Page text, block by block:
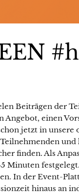
Beiträgen der
Angebot, einen
jetzt in
und
finden. Als
Minuten
In der Event-
hinaus an